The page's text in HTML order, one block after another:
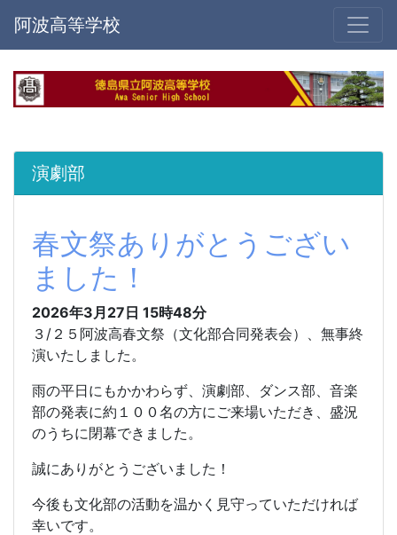
阿波高等学校
演劇部
春文祭ありがとうござい
ました！
2026年3月27日 15時48分
３/２５阿波高春文祭（文化部合同発表会）、無事終
演いたしました。
雨の平日にもかかわらず、演劇部、ダンス部、音楽
部の発表に約１００名の方にご来場いただき、盛況
のうちに閉幕できました。
誠にありがとうございました！
今後も文化部の活動を温かく見守っていただければ
幸いです。